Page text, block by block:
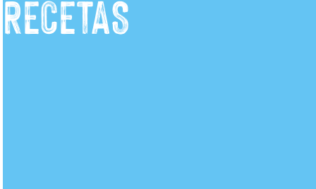
RECETAS